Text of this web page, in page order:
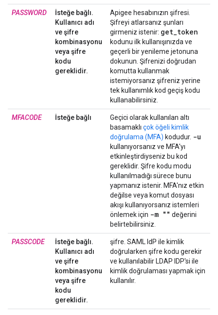
PASSWORD
İsteğe bağlı.
Kullanıcı adı
ve şifre
kombinasyonu
veya şifre
kodu
gereklidir.
Apigee hesabınızın şifresi.
Şifreyi atlarsanız şunları
girmeniz istenir: get_token
kodunu ilk kullanışınızda ve
geçerli bir yenileme jetonuna
dokunun. Şifrenizi doğrudan
komutta kullanmak
istemiyorsanız şifreniz yerine
tek kullanımlık kod geçiş kodu
kullanabilirsiniz.
MFACODE İsteğe bağlı
Geçici olarak kullanılan altı
basamaklı çok öğeli kimlik
doğrulama (MFA) kodudur. -u
kullanıyorsanız ve MFA'yı
etkinleştirdiyseniz bu kod
gereklidir. Şifre kodu modu
kullanılmadığı sürece bunu
yapmanız istenir. MFA'nız etkin
değilse veya komut dosyası
akışı kullanıyorsanız istemleri
önlemek için -m "" değerini
belirtebilirsiniz.
PASSCODE
İsteğe bağlı.
Kullanıcı adı
ve şifre
kombinasyonu
veya şifre
kodu
gereklidir.
şifre. SAML IdP ile kimlik
doğrularken şifre kodu gerekir
ve kullanılabilir LDAP IDP'si ile
kimlik doğrulaması yapmak için
kullanılır.